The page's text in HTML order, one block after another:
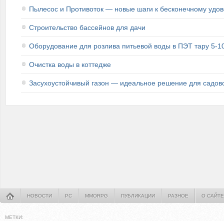
Пылесос и Противоток — новые шаги к бесконечному
Строительство бассейнов для дачи
Оборудование для розлива питьевой воды в ПЭТ тару 5-
Очистка воды в коттедже
Засухоустойчивый газон — идеальное решение для
НОВОСТИ PC MMORPG ПУБЛИКАЦИИ РАЗНОЕ О САЙТЕ
МЕТКИ: